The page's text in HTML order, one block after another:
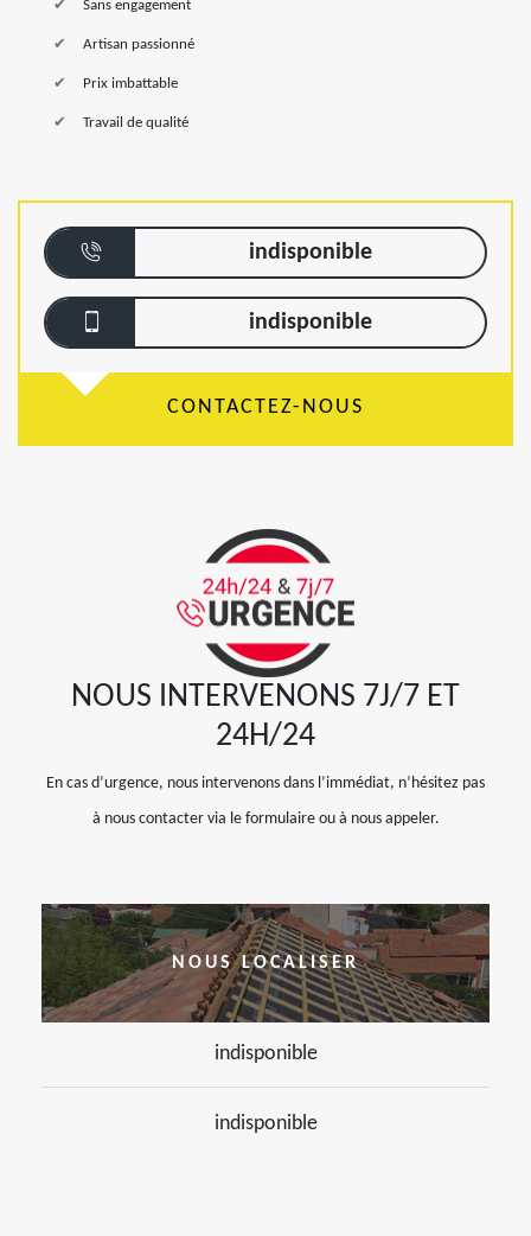
Sans engagement
Artisan passionné
Prix imbattable
Travail de qualité
indisponible
indisponible
CONTACTEZ-NOUS
NOUS INTERVENONS 7J/7 ET
24H/24
En cas d’urgence, nous intervenons dans l’immédiat, n’hésitez pas
à nous contacter via le formulaire ou à nous appeler.
NOUS LOCALISER
indisponible
indisponible